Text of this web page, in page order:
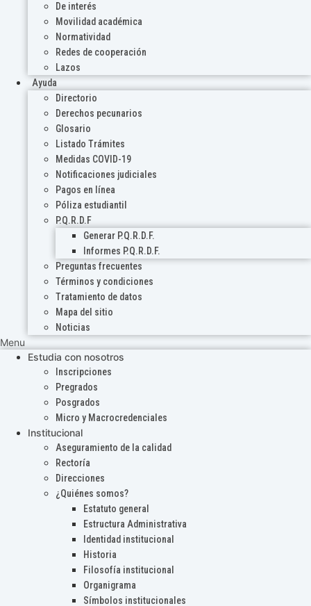
De interés
Movilidad académica
Normatividad
Redes de cooperación
Lazos
Ayuda
Directorio
Derechos pecunarios
Glosario
Listado Trámites
Medidas COVID-19
Notificaciones judiciales
Pagos en línea
Póliza estudiantil
P.Q.R.D.F
Generar P.Q.R.D.F.
Informes P.Q.R.D.F.
Preguntas frecuentes
Términos y condiciones
Tratamiento de datos
Mapa del sitio
Noticias
Menu
Estudia con nosotros
Inscripciones
Pregrados
Posgrados
Micro y Macrocredenciales
Institucional
Aseguramiento de la calidad
Rectoría
Direcciones
¿Quiénes somos?
Estatuto general
Estructura Administrativa
Identidad institucional
Historia
Filosofía institucional
Organigrama
Símbolos institucionales